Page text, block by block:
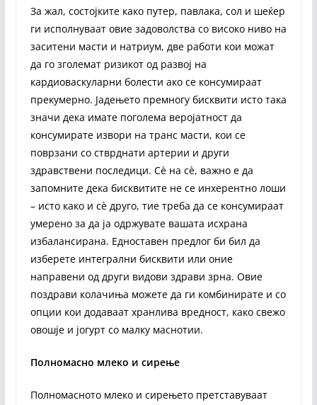
За жал, состојките како путер, павлака, сол и шеќер
ги исполнуваат овие задоволства со високо ниво на
заситени масти и натриум, две работи кои можат
да го зголемат ризикот од развој на
кардиоваскуларни болести ако се консумираат
прекумерно. Јадењето премногу бисквити исто така
значи дека имате поголема веројатност да
консумирате извори на транс масти, кои се
поврзани со стврднати артерии и други
здравствени последици. Сè на сè, важно е да
запомните дека бисквитите не се инхерентно лоши
– исто како и сè друго, тие треба да се консумираат
умерено за да ја одржувате вашата исхрана
избалансирана. Едноставен предлог би бил да
изберете интегрални бисквити или оние
направени од други видови здрави зрна. Овие
поздрави колачиња можете да ги комбинирате и со
опции кои додаваат хранлива вредност, како свежо
овошје и јогурт со малку маснотии.
Полномасно млеко и сирење
Полномасното млеко и сирењето претставуваат